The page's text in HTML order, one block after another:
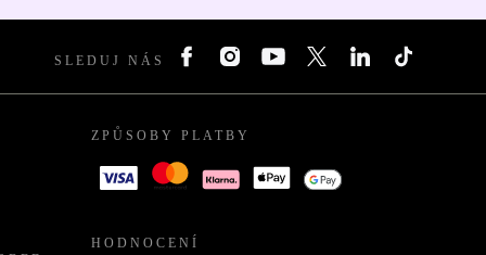
SLEDUJ NÁS
ZPŮSOBY PLATBY
HODNOCENÍ